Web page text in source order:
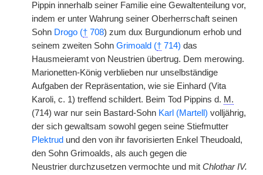
Pippin innerhalb seiner Familie eine Gewaltenteilung vor,
indem er unter Wahrung seiner Oberherrschaft seinen
Sohn Drogo († 708) zum dux Burgundionum erhob und
seinem zweiten Sohn Grimoald († 714) das
Hausmeieramt von Neustrien übertrug. Dem merowing.
Marionetten-König verblieben nur unselbständige
Aufgaben der Repräsentation, wie sie Einhard (Vita
Karoli, c. 1) treffend schildert. Beim Tod Pippins d. M.
(714) war nur sein Bastard-Sohn Karl (Martell) volljährig,
der sich gewaltsam sowohl gegen seine Stiefmutter
Plektrud und den von ihr favorisierten Enkel Theudoald,
den Sohn Grimoalds, als auch gegen die
Neustrier durchzusetzen vermochte und mit Chlothar IV.